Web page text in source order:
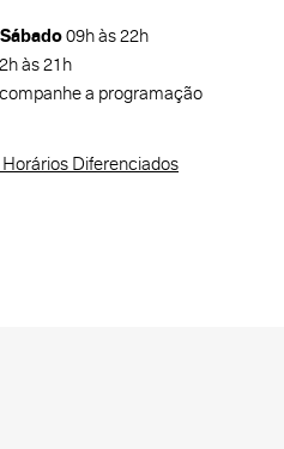
09h às 22h
às 21h
a programação
Diferenciados